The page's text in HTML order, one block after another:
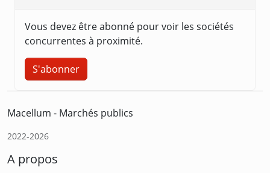
Vous devez être abonné pour voir les sociétés
concurrentes à proximité.
S'abonner
Macellum - Marchés publics
2022-2026
A propos